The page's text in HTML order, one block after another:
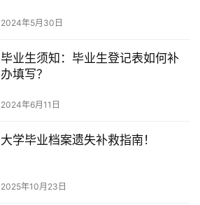
2024年5月30日
毕业生须知：毕业生登记表如何补
办填写？
2024年6月11日
大学毕业档案遗失补救指南！
2025年10月23日